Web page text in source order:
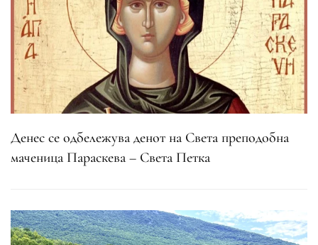
Денес се одбележува денот на Света преподобна
маченица Параскева – Света Петка